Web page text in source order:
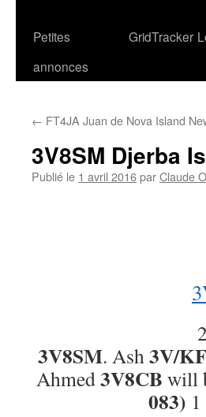
Petites
annonces
GridTracker
← FT4JA Juan de Nova Island
3V8SM Djerba
Publié le 1 avril 2016parClaude
3V8SM. Ash3V/
Ahmed3V8CB will
083)